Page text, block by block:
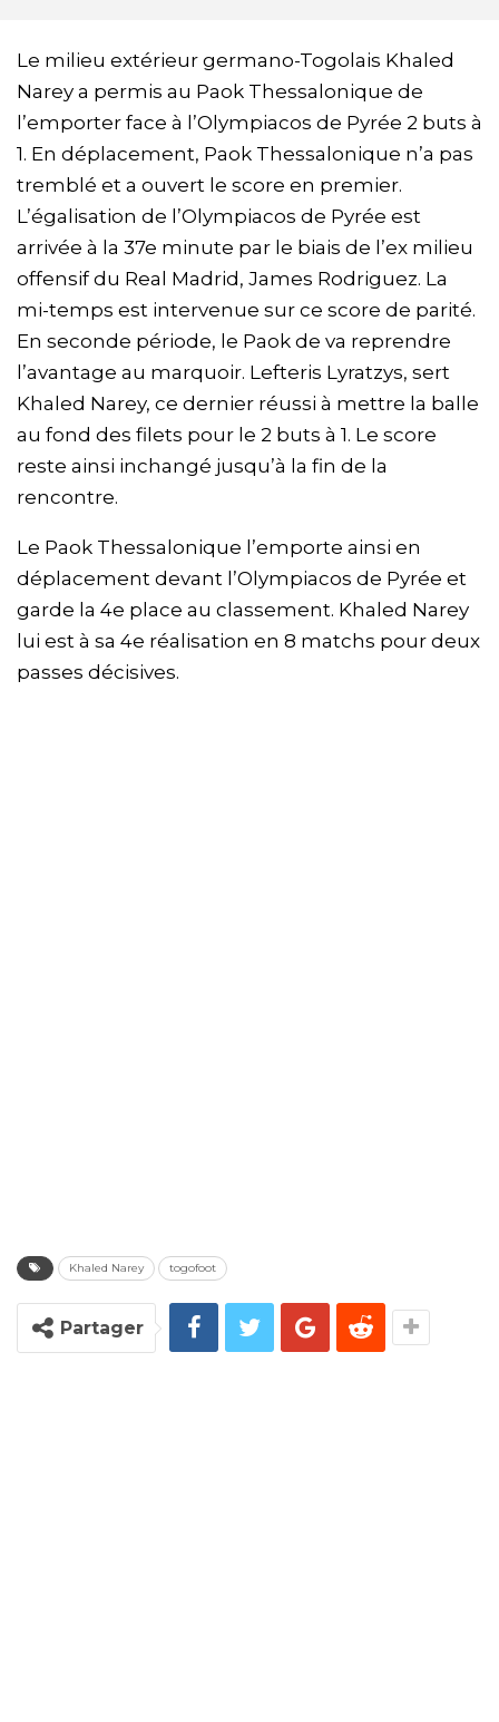
Le milieu extérieur germano-Togolais Khaled
Narey a permis au Paok Thessalonique de
l’emporter face à l’Olympiacos de Pyrée 2 buts à
1. En déplacement, Paok Thessalonique n’a pas
tremblé et a ouvert le score en premier.
L’égalisation de l’Olympiacos de Pyrée est
arrivée à la 37e minute par le biais de l’ex milieu
offensif du Real Madrid, James Rodriguez. La
mi-temps est intervenue sur ce score de parité.
En seconde période, le Paok de va reprendre
l’avantage au marquoir. Lefteris Lyratzys, sert
Khaled Narey, ce dernier réussi à mettre la balle
au fond des filets pour le 2 buts à 1. Le score
reste ainsi inchangé jusqu’à la fin de la
rencontre.
Le Paok Thessalonique l’emporte ainsi en
déplacement devant l’Olympiacos de Pyrée et
garde la 4e place au classement. Khaled Narey
lui est à sa 4e réalisation en 8 matchs pour deux
passes décisives.
Khaled Narey togofoot
Partager